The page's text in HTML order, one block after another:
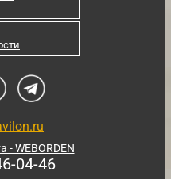
- WEBORDEN
04-46